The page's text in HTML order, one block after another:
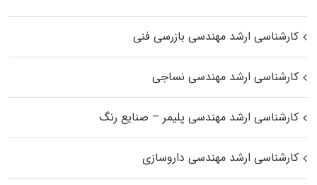
کارشناسی ارشد مهندسی بازرسی فنی
کارشناسی ارشد مهندسی نساجی
کارشناسی ارشد مهندسی پلیمر – صنایع رنگ
کارشناسی ارشد مهندسی داروسازی